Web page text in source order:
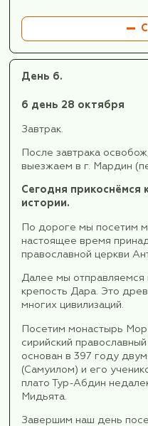
а также посетим
возведенное в
первый, самый
физической
Вечером
Ужин.
Отдых.
День 5.
5 день 27
Завтрак.
После завтрака